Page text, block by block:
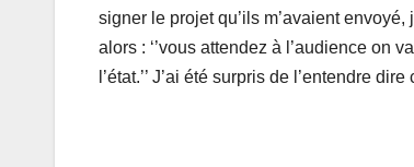
signer le projet qu’ils m’avaient
alors : ‘’vous attendez à l’audience on
l’état.’’ J’ai été surpris de l’entendre